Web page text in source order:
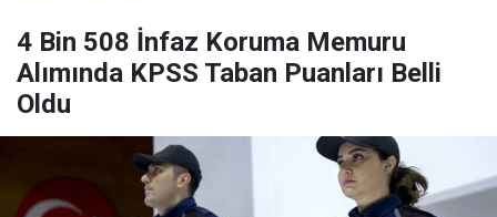
4 Bin 508 İnfaz Koruma Memuru
Alımında KPSS Taban Puanları Belli
Oldu